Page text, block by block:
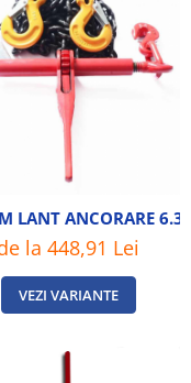
LANT ANCORARE 6.3
la 448,91 Lei
VEZI VARIANTE